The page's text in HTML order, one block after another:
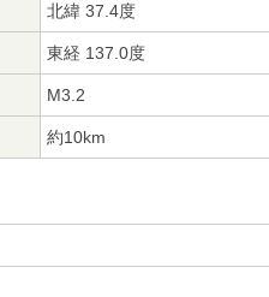
北緯 37.4度
東経 137.0度
M3.2
約10km